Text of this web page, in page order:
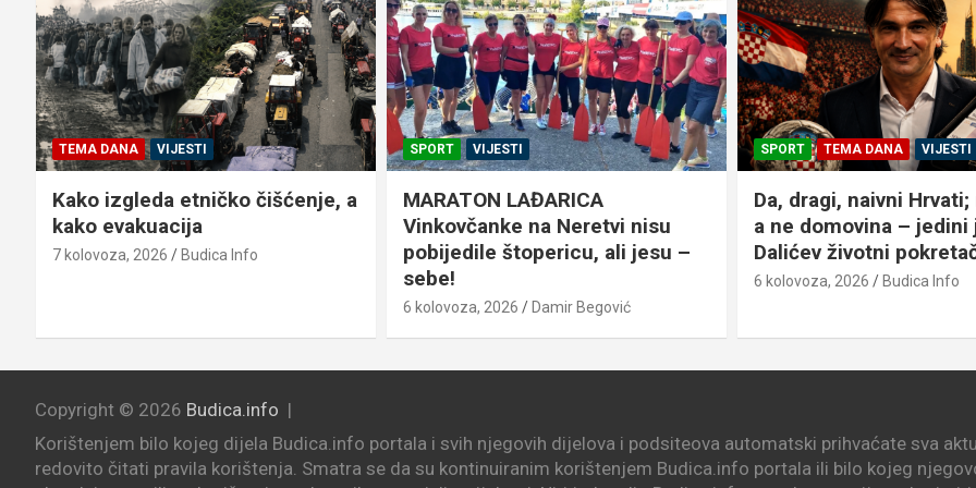
SPORT VIJESTI
MARATON LAĐARICA
Vinkovčanke na Neretvi nisu
pobijedile štopericu, ali jesu –
SPORT TEMA DANA VIJESTI
Da, dragi, naivni Hrvati; novac –
a ne domovina – jedini je
Dalićev životni pokretač!
6 kolovoza, 2026
KULTURA VIJESTI
Apševački čuvari
6 kolovoza, 2026 Budica Info
Copyright © 2026 Budica.info
Korištenjem bilo kojeg dijela Budica.info portala i svih njegovih dijelova i podsiteova automatski prihvaćate sva
redovito čitati pravila korištenja. Smatra se da su kontinuiranim korištenjem Budica.info portala ili bilo kojeg